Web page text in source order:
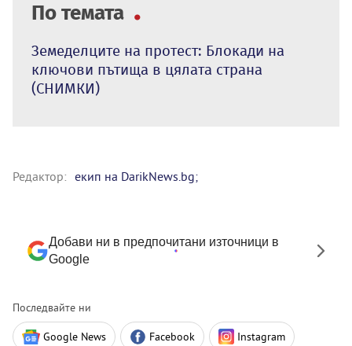
По темата
Земеделците на протест: Блокади на
ключови пътища в цялата страна
(СНИМКИ)
Редактор: екип на DarikNews.bg;
Добави ни в предпочитани източници в
Google
Последвайте ни
Google News Facebook Instagram